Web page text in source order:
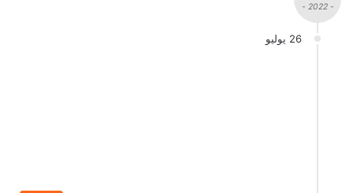
- 2022 -
26 يوليو